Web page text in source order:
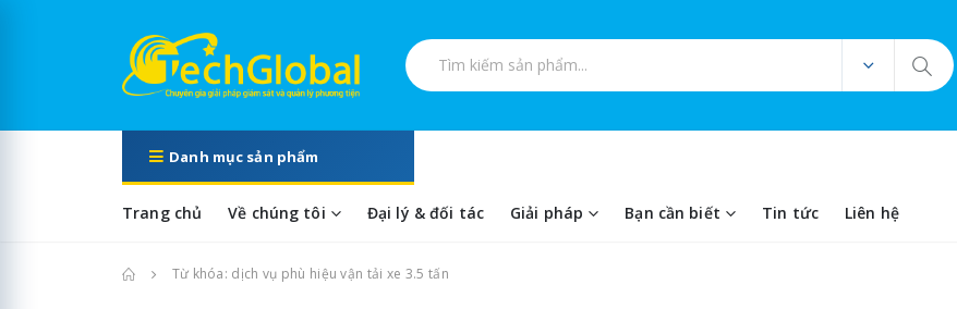
Tìm kiếm sản phẩm
Danh mục sản phẩm
Trang chủ Về chúng tôi Đại lý & đối tác Giải pháp Bạn cần biết Tin tức Liên hệ
Trang chủTừ khóa: dịch vụ phù hiệu vận tải xe 3.5 tấn